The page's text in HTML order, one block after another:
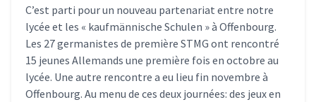
C’est parti pour un nouveau partenariat entre notre
lycée et les « kaufmännische Schulen » à Offenbourg.
Les 27 germanistes de première STMG ont rencontré
15 jeunes Allemands une première fois en octobre au
lycée. Une autre rencontre a eu lieu fin novembre à
Offenbourg. Au menu de ces deux journées: des jeux en